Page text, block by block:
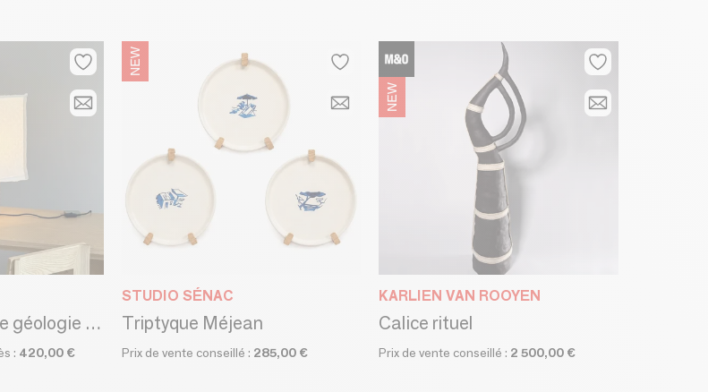
LOGA - Lampe de géologie 01
: 420,00 €
STUDIO SÉNAC
Triptyque Méjean
Prix de vente conseillé : 285,00 €
KARLIEN VAN ROOYEN
Calice rituel
Prix de vente conseillé : 2 500,00 €